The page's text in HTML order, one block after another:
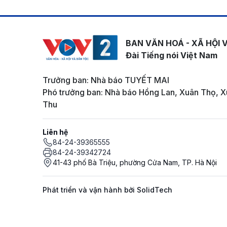
BAN VĂN HOÁ - XÃ HỘI
Đài Tiếng nói Việt Nam
Trưởng ban: Nhà báo TUYẾT MAI
Phó trưởng ban: Nhà báo Hồng Lan, Xuân Thọ,
Thu
Liên hệ
84-24-39365555
84-24-39342724
41-43 phố Bà Triệu, phường Cửa Nam, TP. Hà Nội
Phát triển và vận hành bởi SolidTech